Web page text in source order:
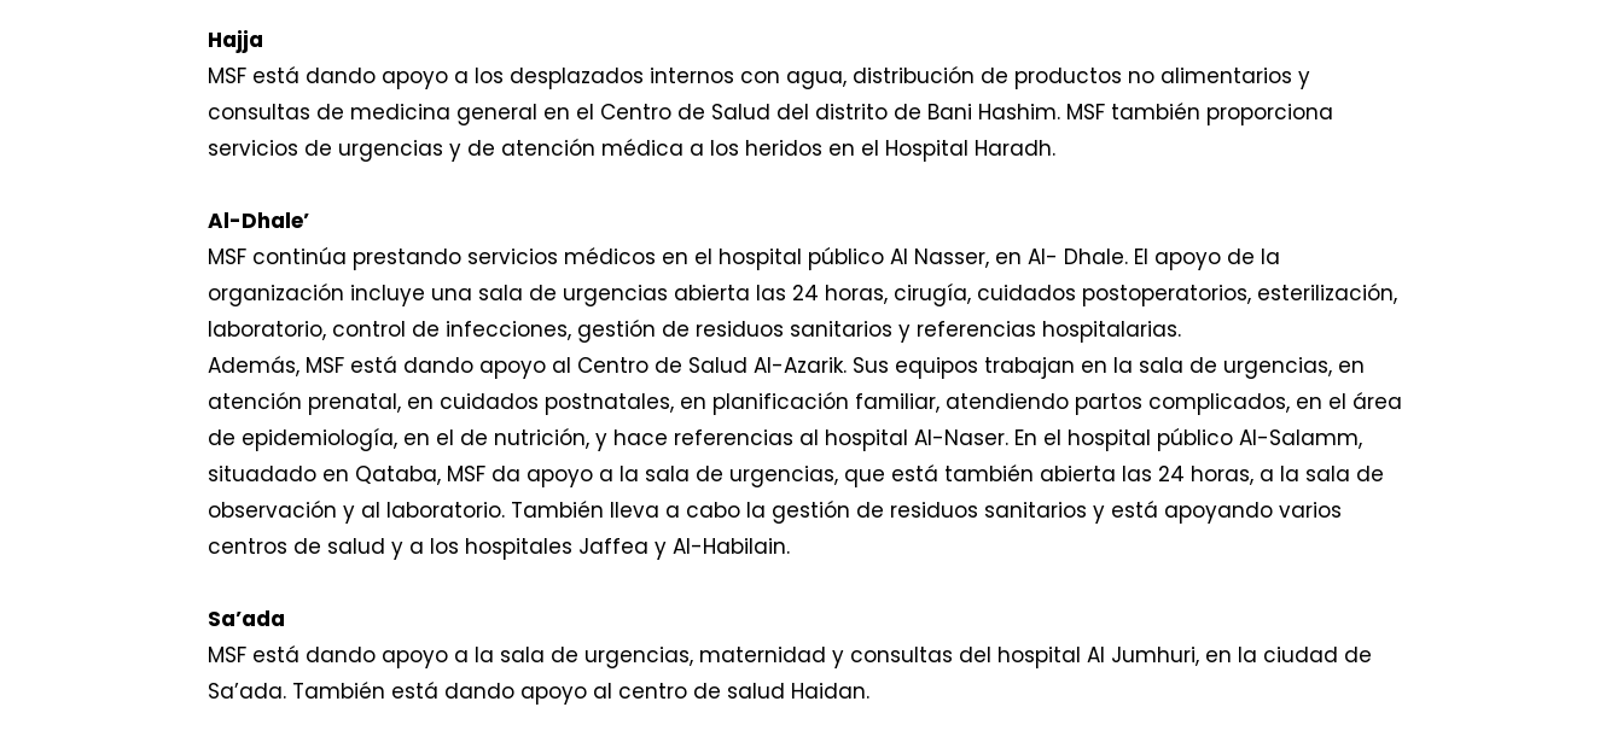
Hajja
MSF está dando apoyo a los desplazados internos con agua, distribución de productos no alimentarios y
consultas de medicina general en el Centro de Salud del distrito de Bani Hashim. MSF también proporciona
servicios de urgencias y de atención médica a los heridos en el Hospital Haradh.
Al-Dhale’
MSF continúa prestando servicios médicos en el hospital público Al Nasser, en Al- Dhale. El apoyo de la
organización incluye una sala de urgencias abierta las 24 horas, cirugía, cuidados postoperatorios, esterilización,
laboratorio, control de infecciones, gestión de residuos sanitarios y referencias hospitalarias.
Además, MSF está dando apoyo al Centro de Salud Al-Azarik. Sus equipos trabajan en la sala de urgencias, en
atención prenatal, en cuidados postnatales, en planificación familiar, atendiendo partos complicados, en el área
de epidemiología, en el de nutrición, y hace referencias al hospital Al-Naser. En el hospital público Al-Salamm,
situadado en Qataba, MSF da apoyo a la sala de urgencias, que está también abierta las 24 horas, a la sala de
observación y al laboratorio. También lleva a cabo la gestión de residuos sanitarios y está apoyando varios
centros de salud y a los hospitales Jaffea y Al-Habilain.
Sa’ada
MSF está dando apoyo a la sala de urgencias, maternidad y consultas del hospital Al Jumhuri, en la ciudad de
Sa’ada. También está dando apoyo al centro de salud Haidan.